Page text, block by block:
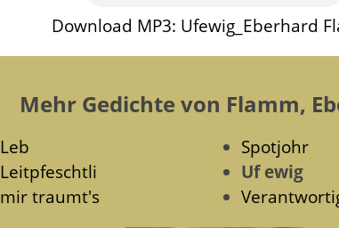
Download MP3: Ufewig_Eberhard
Mehr Gedichte von Flamm,
Leb
Leitpfeschtli
mir traumt's
Spotjohr
Uf ewig